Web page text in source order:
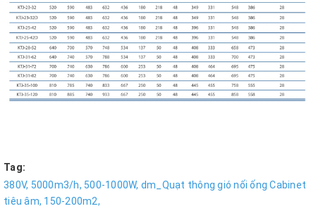
Tag:
380V, 5000m3/h, 500-1000W, dm_Quạt thông gió nối ống Cabinet
tiêu âm, 150-200m2,